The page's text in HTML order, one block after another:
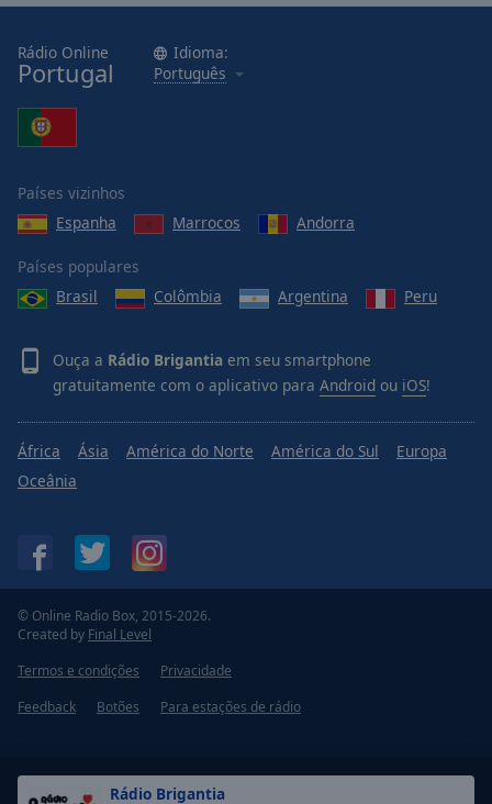
Rádio Brigantia
Rádio Online
Portugal
Idioma:
Português
Países vizinhos
Espanha
Marrocos Andorra
Países populares
Brasil
Colômbia Argentina Peru
Ouça a Rádio Brigantia em seu smartphone
gratuitamente com o aplicativo para Android ou iOS!
África Ásia América do Norte América do Sul
Europa
Oceânia
© Online Radio Box, 2015-2026.
Created by Final Level
Termos e condições
Privacidade
Feedback
Botões Para estações de rádio